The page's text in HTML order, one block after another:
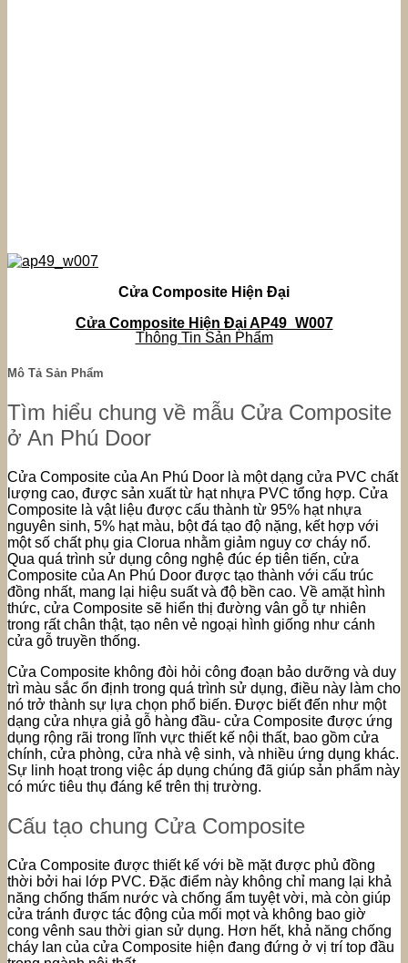
Cửa Composite Hiện Đại
Cửa Composite Hiện Đại AP49_W007
Thông Tin Sản Phẩm
Mô Tả Sản Phẩm
Tìm hiểu chung về mẫu Cửa Composite
ở An Phú Door
Cửa Composite của An Phú Door là một dạng cửa PVC chất
lượng cao, được sản xuất từ hạt nhựa PVC tổng hợp. Cửa
Composite là vật liệu được cấu thành từ 95% hạt nhựa
nguyên sinh, 5% hạt màu, bột đá tạo độ nặng, kết hợp với
một số chất phụ gia Clorua nhằm giảm nguy cơ cháy nổ.
Qua quá trình sử dụng công nghệ đúc ép tiên tiến, cửa
Composite của An Phú Door được tạo thành với cấu trúc
đồng nhất, mang lại hiệu suất và độ bền cao. Về amặt hình
thức, cửa Composite sẽ hiển thị đường vân gỗ tự nhiên
trong rất chân thật, tạo nên vẻ ngoại hình giống như cánh
cửa gỗ truyền thống.
Cửa Composite không đòi hỏi công đoạn bảo dưỡng và duy
trì màu sắc ổn định trong quá trình sử dụng, điều này làm cho
nó trở thành sự lựa chọn phổ biến. Được biết đến như một
dạng cửa nhựa giả gỗ hàng đầu- cửa Composite được ứng
dụng rộng rãi trong lĩnh vực thiết kế nội thất, bao gồm cửa
chính, cửa phòng, cửa nhà vệ sinh, và nhiều ứng dụng khác.
Sự linh hoạt trong việc áp dụng chúng đã giúp sản phẩm này
có mức tiêu thụ đáng kể trên thị trường.
Cấu tạo chung Cửa Composite
Cửa Composite được thiết kế với bề mặt được phủ đồng
thời bởi hai lớp PVC. Đặc điểm này không chỉ mang lại khả
năng chống thấm nước và chống ẩm tuyệt vời, mà còn giúp
cửa tránh được tác động của mối mọt và không bao giờ
cong vênh sau thời gian sử dụng. Hơn hết, khả năng chống
cháy lan của cửa Composite hiện đang đứng ở vị trí top đầu